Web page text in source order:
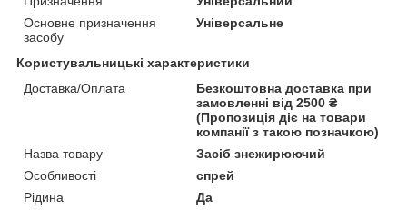
Основне призначення
засобу
Універсальне
Користувальницькі характеристики
Доставка/Оплата
Безкоштовна доставка при
замовленні від 2500 ₴
(Пропозиція діє на товари
компанії з такою позначкою)
Назва товару
Засіб знежирюючий
Особливості
спрей
Рідина
Да